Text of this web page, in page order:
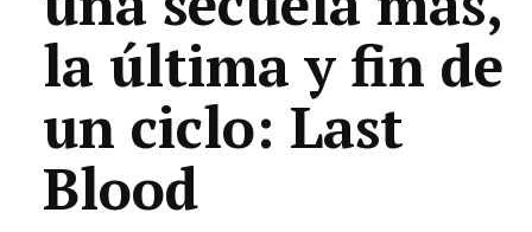
SALUD
la última y fin de
un ciclo: Last
Blood